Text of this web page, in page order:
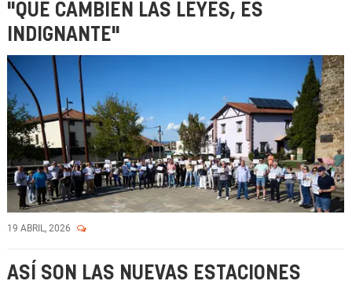
"QUE CAMBIEN LAS LEYES, ES
INDIGNANTE"
19 ABRIL, 2026
ASÍ SON LAS NUEVAS ESTACIONES